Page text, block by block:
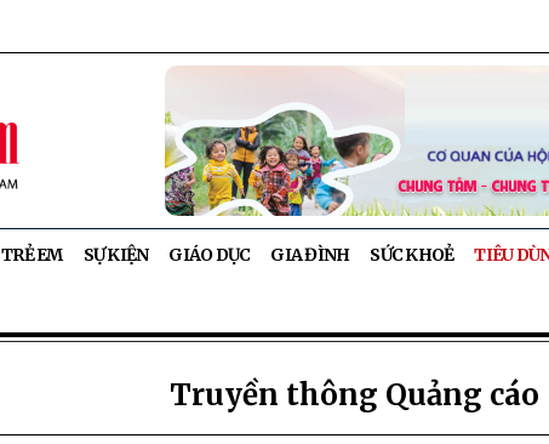
EM SỰ KIỆN GIÁO DỤC GIA ĐÌNH SỨC KHOẺ TIÊU
Truyền thông Quảng cáo